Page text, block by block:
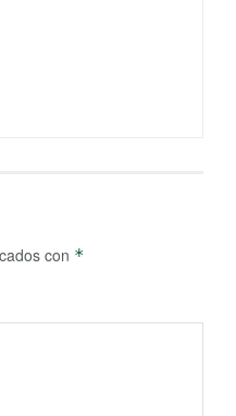
con *